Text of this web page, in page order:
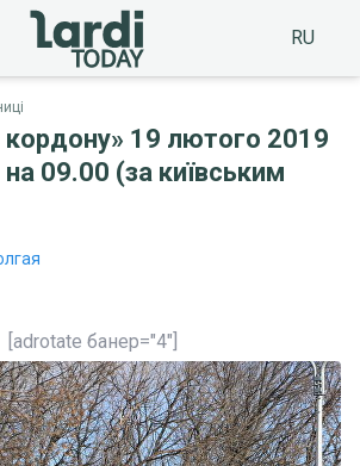
RU
кордону» 19 лютого 2019
09.00 (за київським
[adrotate банер="4"]